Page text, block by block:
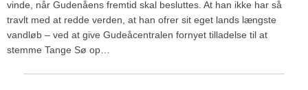
vinde, når Gudenåens fremtid skal besluttes. At han ikke har så
travlt med at redde verden, at han ofrer sit eget lands længste
vandløb – ved at give Gudeåcentralen fornyet tilladelse til at
stemme Tange Sø op…